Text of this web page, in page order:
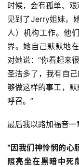
时候，会有孤单、
见到了Jerry姐妹，
人）机构工作。他
界。她自己默默地
对她说：“你看起来
圣洁多了，我有自
够做这样的事工，
呼召。”
最后我以路加福音一
“因我们神怜悯的心
照亮坐在黑暗中死